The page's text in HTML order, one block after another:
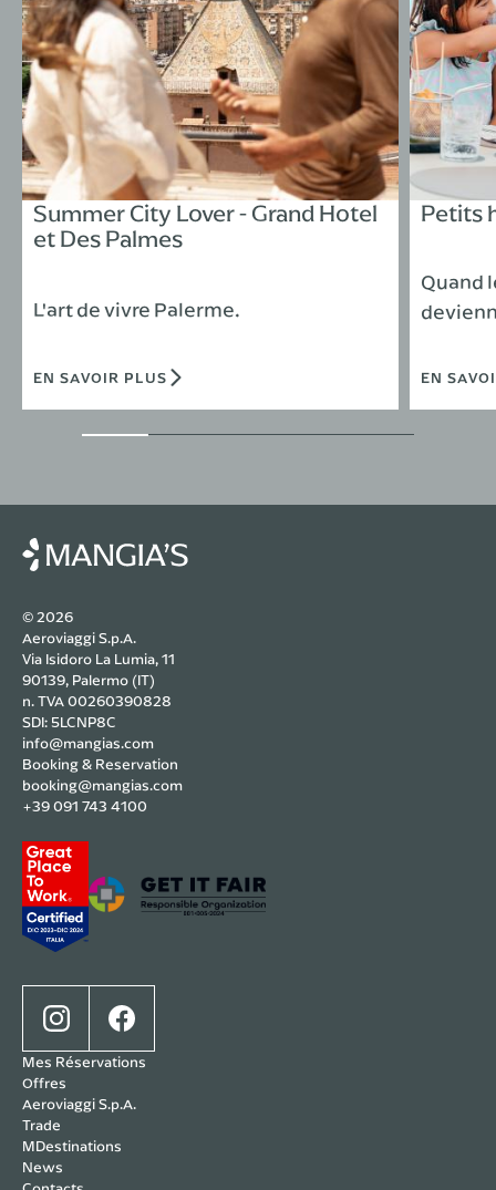
Summer City Lover - Grand Hotel
et Des Palmes
L'art de vivre Palerme.
EN SAVOIR PLUS
Petits
Quand
EN
© 2026
Aeroviaggi S.p.A.
Via Isidoro La Lumia, 11
90139, Palermo (IT)
n. TVA 00260390828
SDI: 5LCNP8C
info@mangias.com
Booking & Reservation
booking@mangias.com
+39 091 743 4100
Mes Réservations
Offres
Aeroviaggi S.p.A.
Trade
MDestinations
News